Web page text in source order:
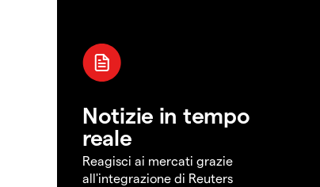
Notizie in tempo
reale
Reagisci ai mercati grazie
all'integrazione di Reuters